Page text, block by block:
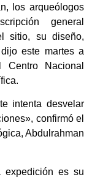
los arqueólogos
general
sitio, su diseño,
este martes a
Centro Nacional
intenta desvelar
confirmó el
Abdulrahman
expedición es su